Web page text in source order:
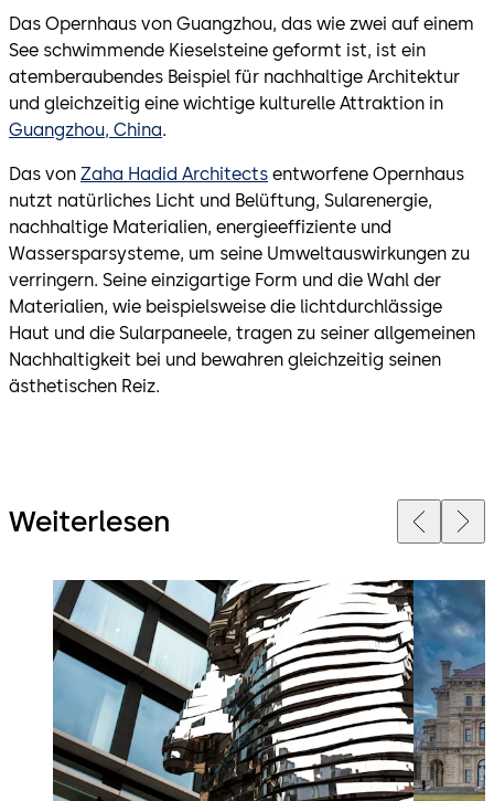
Das Opernhaus von Guangzhou, das wie zwei auf einem
See schwimmende Kieselsteine geformt ist, ist ein
atemberaubendes Beispiel für nachhaltige Architektur
und gleichzeitig eine wichtige kulturelle Attraktion in
Guangzhou, China.
Das von Zaha Hadid Architects entworfene Opernhaus
nutzt natürliches Licht und Belüftung, Sularenergie,
nachhaltige Materialien, energieeffiziente und
Wassersparsysteme, um seine Umweltauswirkungen zu
verringern. Seine einzigartige Form und die Wahl der
Materialien, wie beispielsweise die lichtdurchlässige
Haut und die Sularpaneele, tragen zu seiner allgemeinen
Nachhaltigkeit bei und bewahren gleichzeitig seinen
ästhetischen Reiz.
Weiterlesen